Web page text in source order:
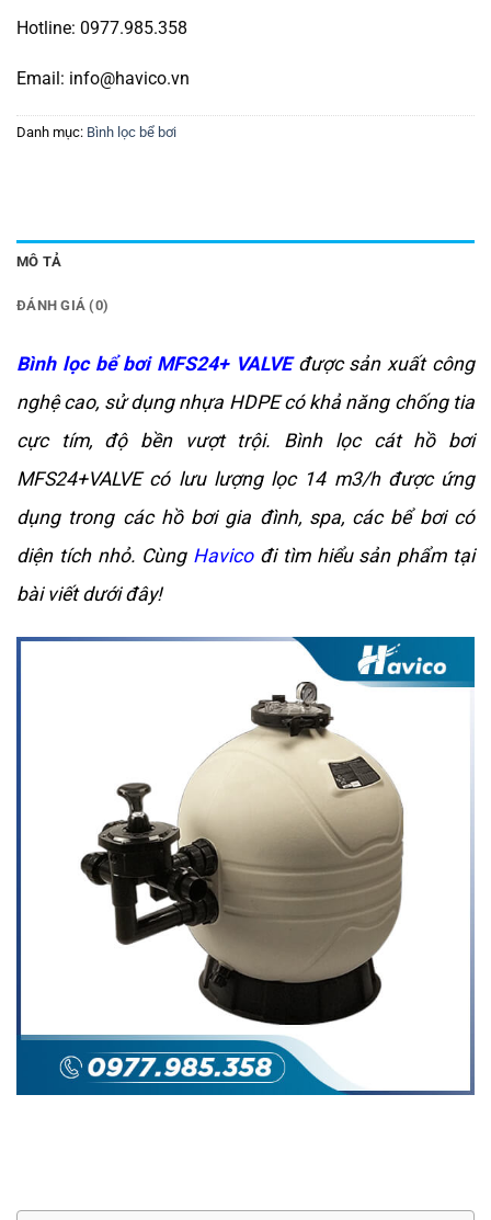
Hotline: 0977.985.358
Email: info@havico.vn
Danh mục: Bình lọc bể bơi
MÔ TẢ
ĐÁNH GIÁ (0)
Bình lọc bể bơi MFS24+ VALVEđược sản xuất công
nghệ cao, sử dụng nhựa HDPE có khả năng chống tia
cực tím, độ bền vượt trội. Bình lọc cát hồ bơi
MFS24+VALVE có lưu lượng lọc 14 m3/h được ứng
dụng trong các hồ bơi gia đình, spa, các bể bơi có
diện tích nhỏ. Cùng Havicođi tìm hiểu sản phẩm tại
bài viết dưới đây!